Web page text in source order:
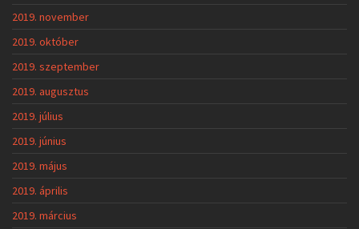
2019. november
2019. október
2019. szeptember
2019. augusztus
2019. július
2019. június
2019. május
2019. április
2019. március